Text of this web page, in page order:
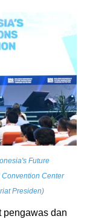
Future
Center
Presiden)
pengawas dan